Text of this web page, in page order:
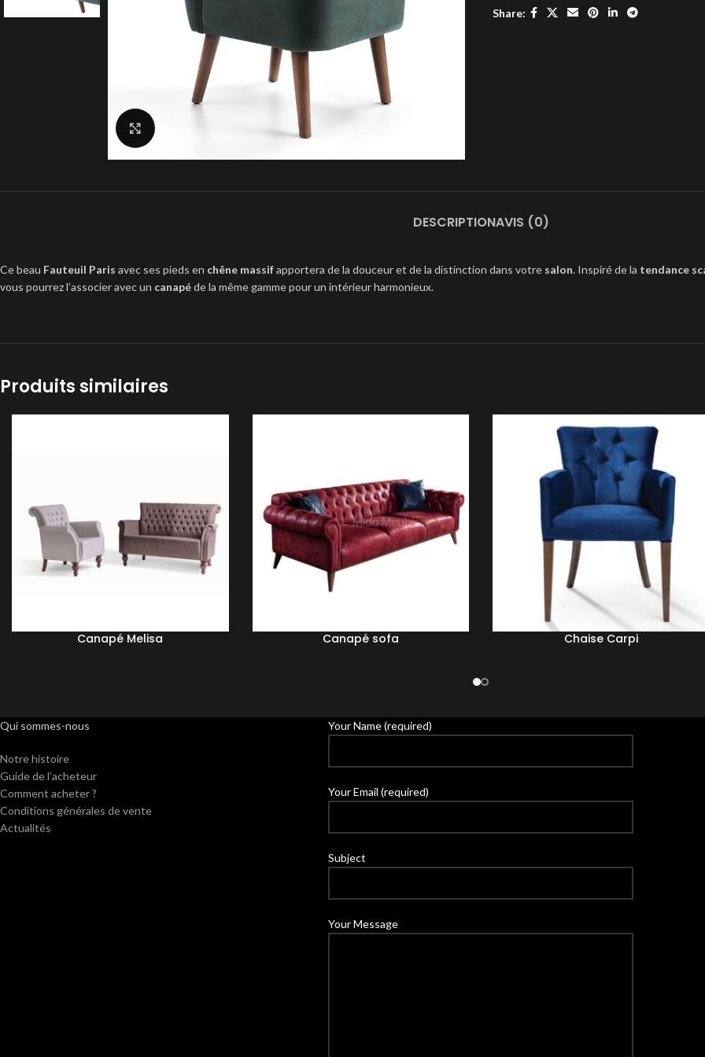
Share:
DESCRIPTIONAVIS (0)
Ce beau Fauteuil Paris avec ses pieds en chêne massifapportera de la douceur et de la distinction dans votre salon. Inspiré de la tendance
vous pourrez l’associer avec un canapéde la même gamme pour un intérieur harmonieux.
Produits similaires
LIRE LA SUITECanapé Melisa Canapé sofa Chaise Carpi
Qui sommes-nous
Notre histoire
Guide de l’acheteur
Comment acheter ?
Conditions générales de vente
Actualités
Your Name (required)
Your Email (required)
Subject
Your Message